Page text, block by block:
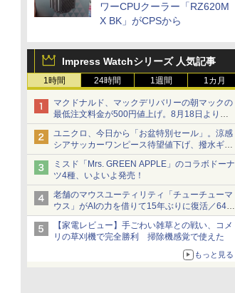
ワーCPUクーラー「RZ620M
X BK」がCPSから
Impress Watchシリーズ 人気記事
1時間 24時間 1週間 1カ月
マクドナルド、マックデリバリーの朝マックの
最低注文料金が500円値上げ。8月18日より
1,500円から受付
ユニクロ、今日から「お盆特別セール」。涼感
シアサッカーワンピース待望値下げ、撥水ギア
ショーツは1990円に
ミスド「Mrs. GREEN APPLE」のコラボドーナ
ツ4種、いよいよ発売！
老舗のマウスユーティリティ「チューチューマ
ウス」がAIの力を借りて15年ぶりに復活／64bit
化、Windows 10/11、「Chrome」も走り回
る。復活記念で2026年末まで500円
【家電レビュー】手ごわい雑草との戦い、コメ
リの草刈機で完全勝利 掃除機感覚で使えた
もっと見る